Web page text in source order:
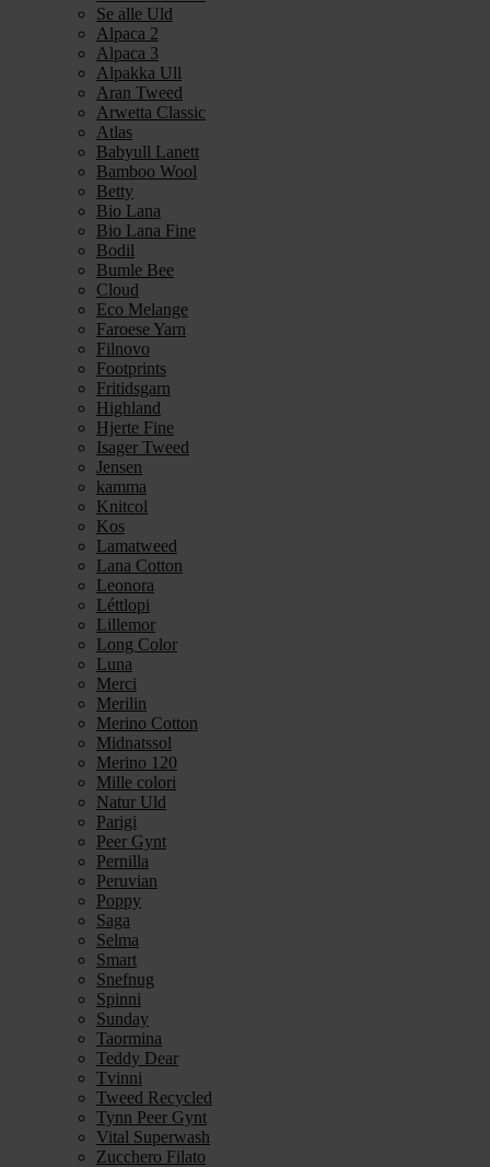
Se alle Uld
Alpaca 2
Alpaca 3
Alpakka Ull
Aran Tweed
Arwetta Classic
Atlas
Babyull Lanett
Bamboo Wool
Betty
Bio Lana
Bio Lana Fine
Bodil
Bumle Bee
Cloud
Eco Melange
Faroese Yarn
Filnovo
Footprints
Fritidsgarn
Highland
Hjerte Fine
Isager Tweed
Jensen
kamma
Knitcol
Kos
Lamatweed
Lana Cotton
Leonora
Léttlopi
Lillemor
Long Color
Luna
Merci
Merilin
Merino Cotton
Midnatssol
Merino 120
Mille colori
Natur Uld
Parigi
Peer Gynt
Pernilla
Peruvian
Poppy
Saga
Selma
Smart
Snefnug
Spinni
Sunday
Taormina
Teddy Dear
Tvinni
Tweed Recycled
Tynn Peer Gynt
Vital Superwash
Zucchero Filato